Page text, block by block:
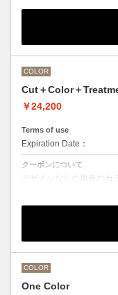
マ、ツイストパーマなど
●カラーリングは髪の長
COLOR
Cut＋Color＋
￥24,200
Terms of use
Expiration Date：
クーポンについて
デザインなしの単色のカ
●マイクロバブルシャン
トリートメントは髪質の
●髪の長さにより別途ロ
●ハイライト、ブリーチ
の場合、別メニューを追
COLOR
One Color